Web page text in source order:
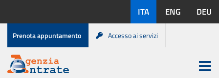
contenuto
disponibili:
ITA ENG DEU
Menu
di
servizio
Prenota appuntamento Accesso ai servizi
Apri
menu